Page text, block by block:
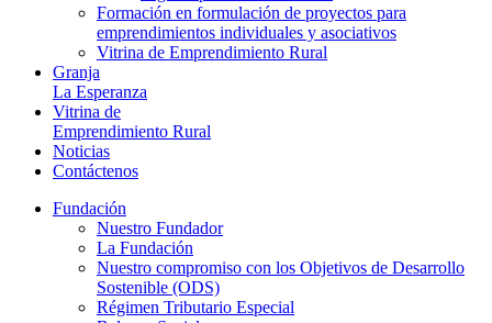
Formación en formulación de proyectos para
emprendimientos individuales y asociativos
Vitrina de Emprendimiento Rural
Granja
La Esperanza
Vitrina de
Emprendimiento Rural
Noticias
Contáctenos
Fundación
Nuestro Fundador
La Fundación
Nuestro compromiso con los Objetivos de Desarrollo
Sostenible (ODS)
Régimen Tributario Especial